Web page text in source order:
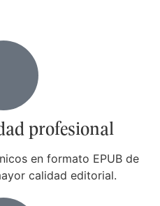
profesional
en formato EPUB de
calidad editorial.